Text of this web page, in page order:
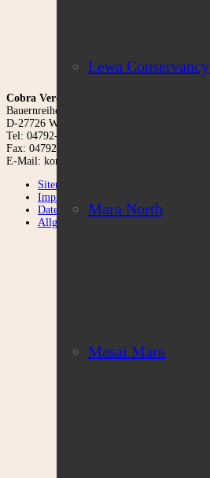
Lewa Conservancy
Mara North
Masai Mara
Cobra Verde Afrika Reisen
Bauernreihe 6a
D-27726 Worpswede
Tel: 04792-952124
Fax: 04792-952125
E-Mail: kontakt@cobra-verde.de
Sitemap
Impressum
Datenschutzerklärung
Allgemeine Reisebedingungen